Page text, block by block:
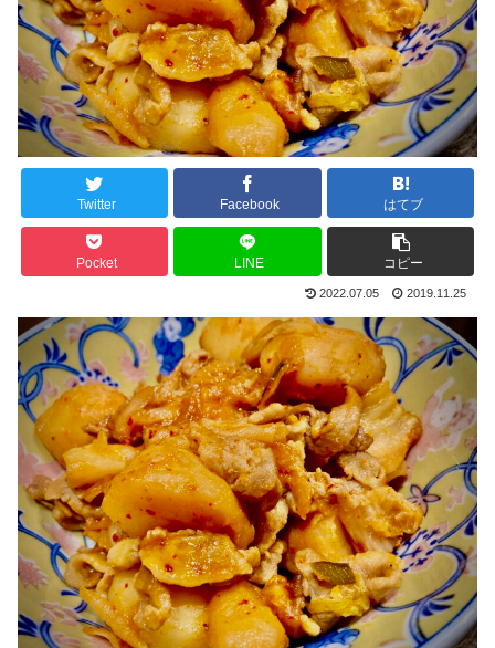
Twitter Facebook はてブ
Pocket LINE コピー
2022.07.05 2019.11.25